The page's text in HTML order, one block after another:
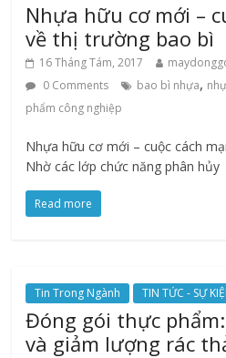
Nhựa hữu cơ mới –
về thị trường bao bì
16 Tháng Tám, 2017
0 Comments
bao bì nhựa,
phẩm công nghiệp
Nhựa hữu cơ mới – cuộc cách
Nhờ các lớp chức năng phân hủy
Read more
Tin Trong Ngành TIN TỨC - SỰ
Đóng gói thực
và giảm lượng rác